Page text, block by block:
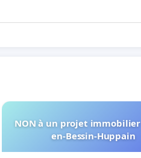
NON à un projet
en-Bessin-Huppain